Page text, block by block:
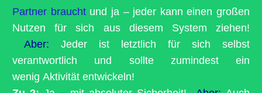
Partner braucht und ja – jeder kann einen großen
Nutzen für sich aus diesem System ziehen!
Aber: Jeder ist letztlich für sich selbst
verantwortlich und sollte zumindest ein
wenig Aktivität entwickeln!